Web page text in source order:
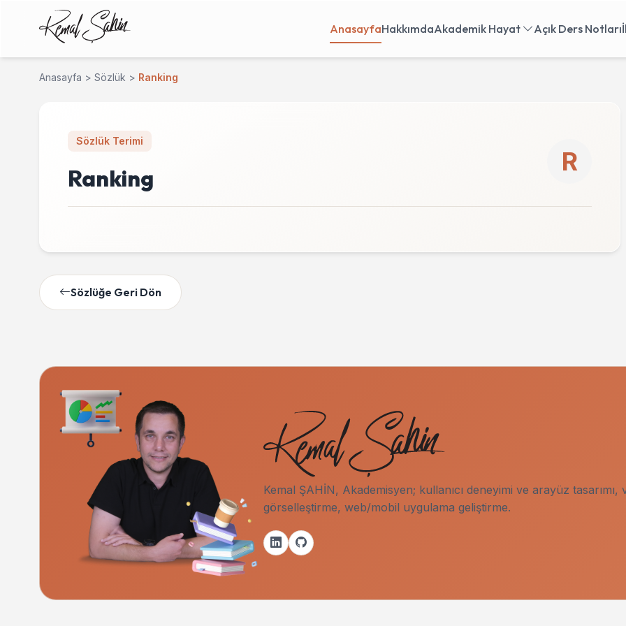
AnasayfaHakkımdaAkademik Hayat Açık Ders Notları
Anasayfa > Sözlük > Ranking
Sözlük Terimi
Ranking
R
Sözlüğe Geri Dön
Kemal ŞAHİN, Akademisyen; kullanıcı deneyimi ve arayüz tasarımı,
görselleştirme, web/mobil uygulama geliştirme.